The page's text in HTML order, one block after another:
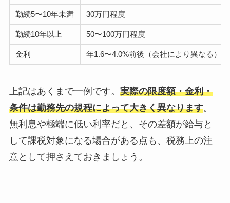
勤続5〜10年未満 30万円程度
勤続10年以上 50〜100万円程度
金利 年1.6〜4.0%前後（会社により異なる）
上記はあくまで一例です。 実際の限度額・金利・
条件は勤務先の規程によって大きく異なります。
無利息や極端に低い利率だと、その差額が給与と
して課税対象になる場合がある点も、税務上の注
意として押さえておきましょう。